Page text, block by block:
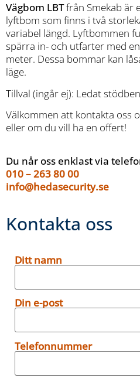
Vägbom LBTfrån Smekab är
lyftbom som finns i två
variabel längd. Lyftbommen
spärra in- och utfarter med
meter. Dessa bommar kan
läge.
Tillval (ingår ej): Ledat
Välkommen att kontakta oss
eller om du vill ha en offert!
Du når oss enklast via
010 – 263 80 00
info@hedasecurity.se
Kontakta oss
Ditt namn
Din e-post
Telefonnummer